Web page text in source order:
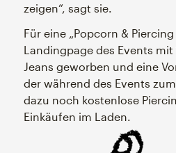
zeigen“, sagt sie.
Für eine „Popcorn &
Landingpage des Events mit
Jeans geworben und eine
der während des Events
dazu noch kostenlose
Einkäufen im Laden.